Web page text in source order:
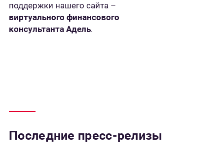
поддержки нашего сайта –
виртуального финансового
консультанта Адель.
Последние пресс-релизы